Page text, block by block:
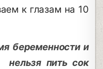
к глазам на 10
беременности и
нельзя пить сок